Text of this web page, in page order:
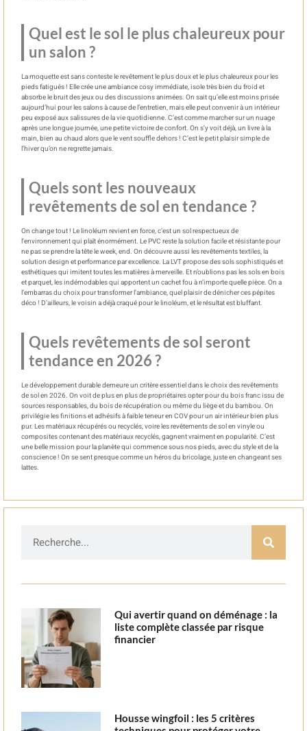
Quel est le sol le plus chaleureux pour
un salon ?
La moquette est sans conteste le revêtement le plus doux et le plus chaleureux pour les
pieds fatigués ! Elle crée une ambiance cosy immédiate, isole très bien du froid et
absorbe le bruit des jeux ou des discussions animées. On sait qu’elle est moins prisée
aujourd’hui pour les salons à cause de l’entretien, mais elle peut convenir à un intérieur
peu exposé aux salissures de la vie quotidienne. C’est comme marcher sur un nuage
après une longue journée, une petite victoire de confort. On s’y voit déjà, un livre à la
main, bien au chaud alors que le vent souffle dehors ! C’est le petit plaisir simple de
l’hiver qu’on ne regrette jamais.
Quels sont les nouveaux
revêtements de sol en tendance ?
On change tout ! Le linoléum revient en force, c’est un sol respectueux de
l’environnement qui plaît énormément. Le PVC reste la solution facile et résistante pour
ne pas se prendre la tête le week, end. On découvre aussi les revêtements textiles, la
solution design et performance par excellence. La LVT propose des sols sophistiqués et
esthétiques qui imitent toutes les matières à merveille. Et n’oublions pas les sols en bois
et parquet, les indémodables qui apportent un cachet fou à n’importe quelle pièce. On a
l’embarras du choix pour transformer l’ambiance, quel plaisir de dénicher ces pépites
déco ! D’ailleurs, le voisin a déjà craqué pour le linoléum, et le résultat est bluffant.
Quels revêtements de sol seront
tendance en 2026 ?
Le développement durable demeure un critère essentiel dans le choix des revêtements
de sol en 2026. On voit de plus en plus de propriétaires opter pour du bois franc issu de
sources responsables, du bois de récupération ou même du liège et du bambou. On
privilégie les finitions et adhésifs à faible teneur en COV pour un air intérieur bien plus
pur. Les matériaux récupérés ou recyclés, voire les revêtements de sol en vinyle ou
composites contenant des matériaux recyclés, gagnent vraiment en popularité. C’est
une belle mission pour la planète qui commence sous nos pieds, avec du style et de la
conscience ! On se sent presque comme un héros du bricolage, juste en changeant ses
lattes.
Qui avertir quand on déménage : la
liste complète classée par risque
financier
Housse wingfoil : les 5 critères